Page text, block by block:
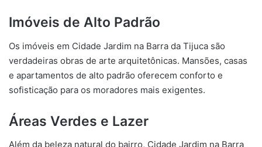
Imóveis de Alto Padrão
Os imóveis em Cidade Jardim na Barra da Tijuca são
verdadeiras obras de arte arquitetônicas. Mansões, casas
e apartamentos de alto padrão oferecem conforto e
sofisticação para os moradores mais exigentes.
Áreas Verdes e Lazer
Além da beleza natural do bairro, Cidade Jardim na Barra